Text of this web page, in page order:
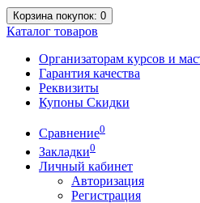
Корзинапокупок: 0
Каталог товаров
Организаторам курсов и
Гарантия качества
Реквизиты
Купоны Скидки
Сравнение0
Закладки0
Личный кабинет
Авторизация
Регистрация